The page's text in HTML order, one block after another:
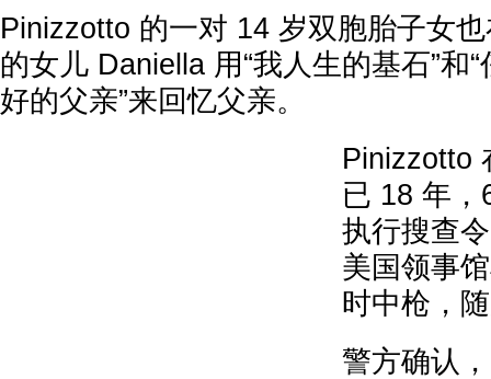
Pinizzotto 的一对 14 岁双胞胎子女
的女儿 Daniella 用“我人生的基石”和
好的父亲”来回忆父亲。
Pinizzotto
已 18 年
执行搜查
美国领事
时中枪，
警方确认